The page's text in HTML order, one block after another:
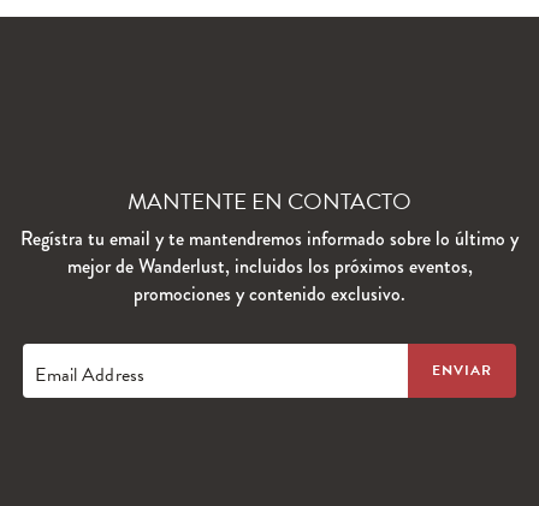
MANTENTE EN CONTACTO
Regístra tu email y te mantendremos informado sobre lo último y
mejor de Wanderlust, incluidos los próximos eventos,
promociones y contenido exclusivo.
Email Address